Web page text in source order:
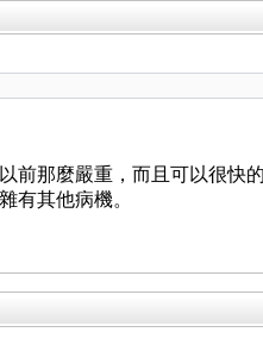
那麼嚴重，而且可以很快
有其他病機。